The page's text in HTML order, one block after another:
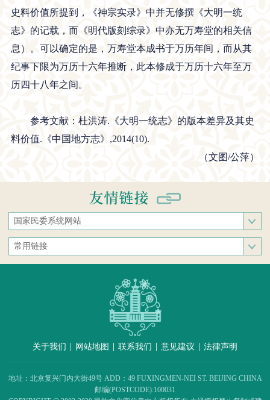
史料价值所提到，《神宗实录》中并无修撰《大明一统
志》的记载，而《明代版刻综录》中亦无万寿堂的相关信
息）。可以确定的是，万寿堂本成书于万历年间，而从其
纪事下限为万历十六年推断，此本修成于万历十六年至万
历四十八年之间。
参考文献：杜洪涛.《大明一统志》的版本差异及其史
料价值.《中国地方志》,2014(10).
（文图/公萍）
国家民委系统网站
国家民族事务委员会
中央民族大学
中央民族歌舞团
常用链接
中央统战部
关于我们 | 网站地图 | 联系我们 | 意见建议 | 法律声明
地址：北京复兴门内大街49号 ADD：49 FUXINGMEN-NEI ST. BEIJING CHINA
邮编(POSTCODE):100031